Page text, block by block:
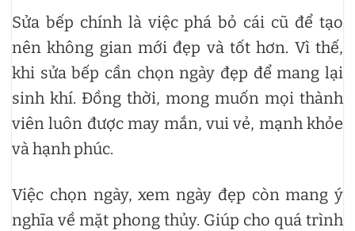
Sửa bếp chính là việc phá bỏ cái cũ để tạo
nên không gian mới đẹp và tốt hơn. Vì thế,
khi sửa bếp cần chọn ngày đẹp để mang lại
sinh khí. Đồng thời, mong muốn mọi thành
viên luôn được may mắn, vui vẻ, mạnh khỏe
và hạnh phúc.
Việc chọn ngày, xem ngày đẹp còn mang ý
nghĩa về mặt phong thủy. Giúp cho quá trình